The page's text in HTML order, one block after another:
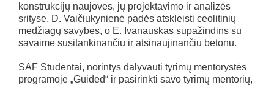
konstrukcijų naujoves, jų projektavimo ir analizės
srityse. D. Vaičiukynienė padės atskleisti ceolitinių
medžiagų savybes, o E. Ivanauskas supažindins su
savaime susitankinančiu ir atsinaujinančiu betonu.
SAF Studentai, norintys dalyvauti tyrimų mentorystės
programoje „Guided“ ir pasirinkti savo tyrimų mentorių,